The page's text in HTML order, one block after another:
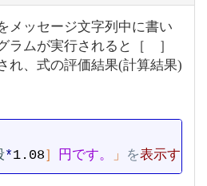
メッセージ文字列中に書い
ラムが実行されると［ ］
れ、式の評価結果(計算結果)
*1.08 ］ 円です。 」 を表示する